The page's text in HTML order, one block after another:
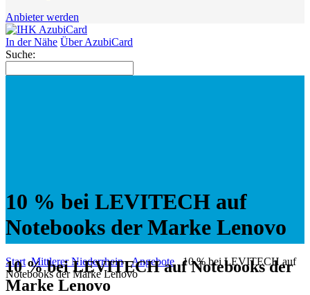
Anbieter werden
In der Nähe Über AzubiCard
Suche:
10 % bei LEVITECH auf
Notebooks der Marke Lenovo
Start Mittlerer Niederrhein Angebote
10 % bei LEVITECH auf
Notebooks der Marke Lenovo
10 % bei LEVITECH auf Notebooks der
Marke Lenovo